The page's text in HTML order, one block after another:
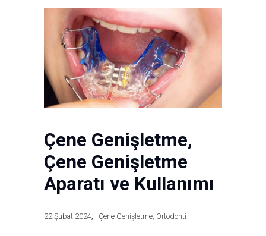
Çene Genişletme,
Çene Genişletme
Aparatı ve Kullanımı
22 Şubat 2024 Çene Genişletme Ortodonti